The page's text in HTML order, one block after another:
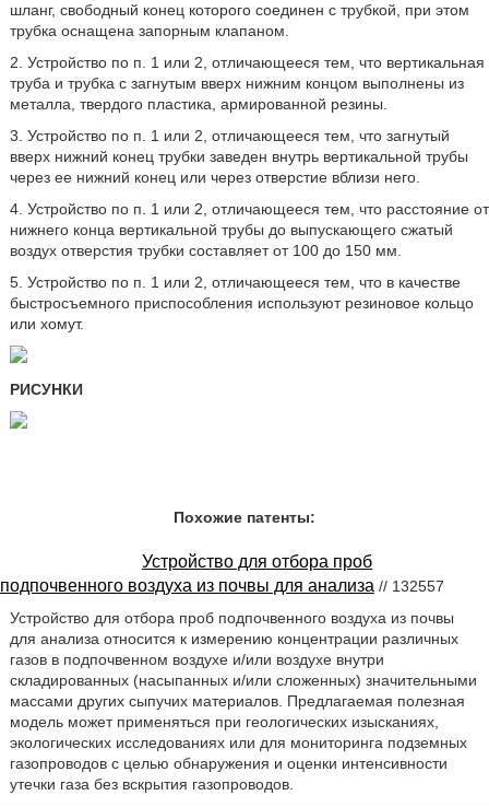
шланг, свободный конец которого соединен с трубкой, при этом
трубка оснащена запорным клапаном.
2. Устройство по п. 1 или 2, отличающееся тем, что вертикальная
труба и трубка с загнутым вверх нижним концом выполнены из
металла, твердого пластика, армированной резины.
3. Устройство по п. 1 или 2, отличающееся тем, что загнутый
вверх нижний конец трубки заведен внутрь вертикальной трубы
через ее нижний конец или через отверстие вблизи него.
4. Устройство по п. 1 или 2, отличающееся тем, что расстояние от
нижнего конца вертикальной трубы до выпускающего сжатый
воздух отверстия трубки составляет от 100 до 150 мм.
5. Устройство по п. 1 или 2, отличающееся тем, что в качестве
быстросъемного приспособления используют резиновое кольцо
или хомут.
РИСУНКИ
Похожие патенты:
Устройство для отбора проб
подпочвенного воздуха из почвы для анализа // 132557
Устройство для отбора проб подпочвенного воздуха из почвы
для анализа относится к измерению концентрации различных
газов в подпочвенном воздухе и/или воздухе внутри
складированных (насыпанных и/или сложенных) значительными
массами других сыпучих материалов. Предлагаемая полезная
модель может применяться при геологических изысканиях,
экологических исследованиях или для мониторинга подземных
газопроводов с целью обнаружения и оценки интенсивности
утечки газа без вскрытия газопроводов.